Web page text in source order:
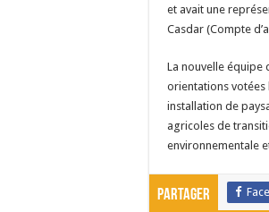
et avait une
Casdar (Compte
La nouvelle équipe
orientations votées
installation de
agricoles de
environnementale
Partager